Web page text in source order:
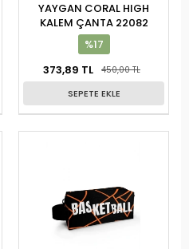
YAYGAN CORAL HIGH
KALEM ÇANTA 22082
%17
373,89 TL
450,00 TL
SEPETE EKLE